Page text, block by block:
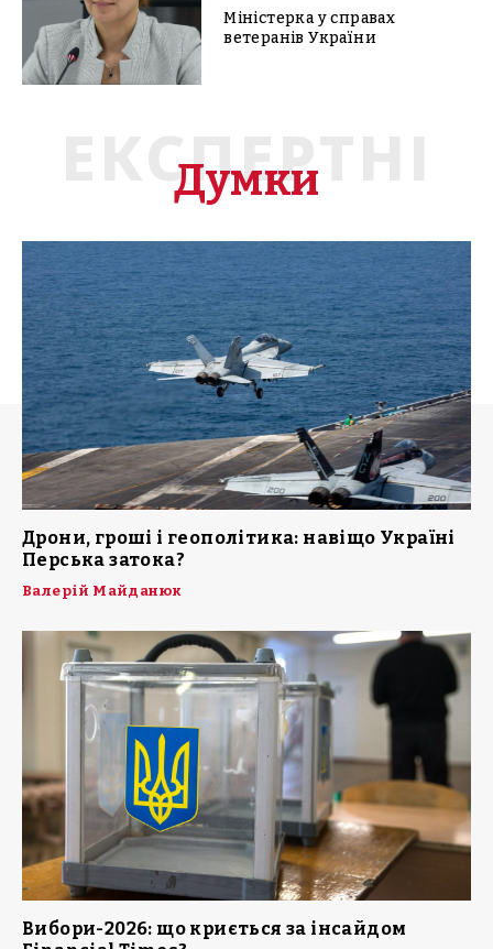
Міністерка у справах
ветеранів України
ЕКСПЕРТНІ
Думки
Дрони, гроші і геополітика: навіщо Україні
Перська затока?
Валерій Майданюк
Вибори-2026: що криється за інсайдом